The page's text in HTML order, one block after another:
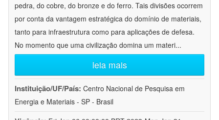
pedra, do cobre, do bronze e do ferro. Tais divisões ocorrem
por conta da vantagem estratégica do domínio de materiais,
tanto para infraestrutura como para aplicações de defesa.
No momento que uma civilização domina um materi...
leia mais
Instituição/UF/País: Centro Nacional de Pesquisa em
Energia e Materiais - SP - Brasil